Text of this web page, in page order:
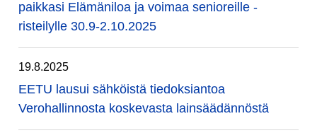
paikkasi Elämäniloa ja voimaa senioreille -
risteilylle 30.9-2.10.2025
19.8.2025
EETU lausui sähköistä tiedoksiantoa
Verohallinnosta koskevasta lainsäädännöstä